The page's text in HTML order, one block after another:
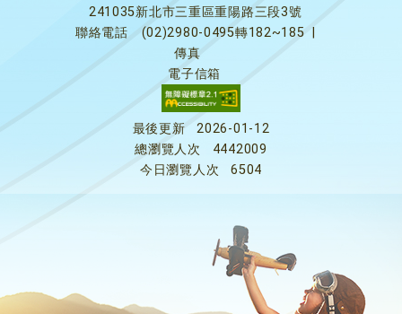
241035新北市三重區重陽路三段3號
聯絡電話
(02)2980-0495轉182~185
傳真
電子信箱
最後更新
2026-01-12
總瀏覽人次
4442009
今日瀏覽人次
6504